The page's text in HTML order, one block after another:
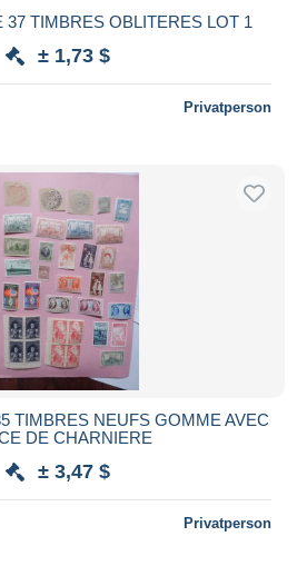
37 TIMBRES OBLITERES LOT 1
± 1,73 $
Privatperson
TIMBRES NEUFS GOMME AVEC
DE CHARNIERE
± 3,47 $
Privatperson